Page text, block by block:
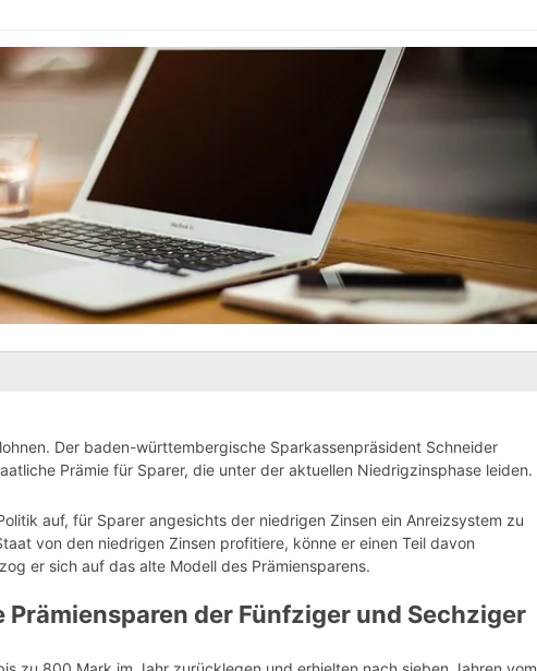
Der baden-württembergische Sparkassenpräsident Schneider
Prämie für Sparer, die unter der aktuellen Niedrigzinsphase leiden.
auf, für Sparer angesichts der niedrigen Zinsen ein Anreizsystem zu
von den niedrigen Zinsen profitiere, könne er einen Teil davon
er sich auf das alte Modell des Prämiensparens.
Prämiensparen der Fünfziger und Sechziger